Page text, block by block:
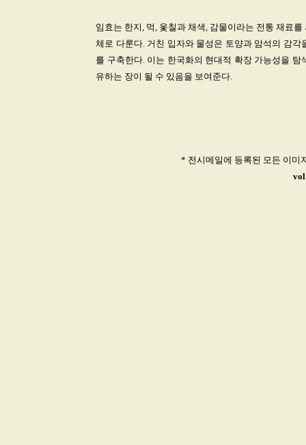
임효는 한지, 먹, 옻칠과 채색, 감물이라는 전통 재료
체로 다룬다. 거친 입자와 물성은 토양과 암석의 감
를 구축한다. 이는 한국화의 현대적 확장 가능성을
유하는 장이 될 수 있음을 보여준다.
* 전시메일에 등록된 모든 이미